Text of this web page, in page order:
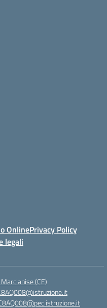
OnlinePrivacy Policy
legali
(CE)